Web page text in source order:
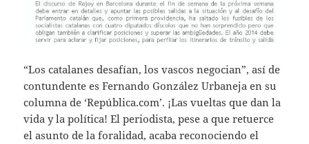
“Los catalanes desafían, los vascos negocian”, así de
contundente es Fernando González Urbaneja en su
columna de ‘República.com’. ¡Las vueltas que dan la
vida y la política! El periodista, pese a que retuerce
el asunto de la foralidad, acaba reconociendo el